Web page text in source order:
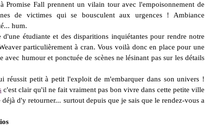
Promise Fall prennent un vilain tour avec l'empoisonnement de
de victimes qui se bousculent aux urgences ! Ambiance
hum.
étudiante et des disparitions inquiétantes pour rendre notre
particulièrement à cran. Vous voilà donc en place pour une
humour et ponctuée de scènes ne lésinant pas sur les détails
réussit petit à petit l'exploit de m'embarquer dans son univers !
c'est clair qu'il ne fait vraiment pas bon vivre dans cette petite ville
d'y retourner... surtout depuis que je sais que le rendez-vous a